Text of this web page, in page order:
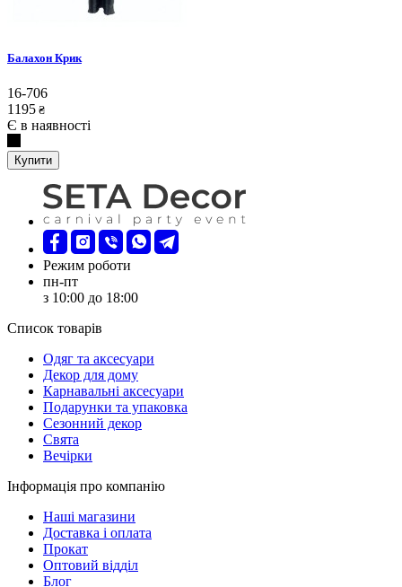
Балахон Крик
16-706
1195 ₴
Є в наявності
Купити
Режим роботи
пн-пт
з 10:00 до 18:00
Список товарів
Oдяг та аксесуари
Декор для дому
Карнавальні аксесуари
Подарунки та упаковка
Сезонний декор
Свята
Вечірки
Інформація про компанію
Наші магазини
Доставка і оплата
Прокат
Оптовий відділ
Блог